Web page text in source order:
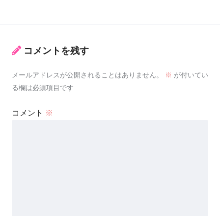
コメントを残す
メールアドレスが公開されることはありません。 ※ が付いてい
る欄は必須項目です
コメント ※